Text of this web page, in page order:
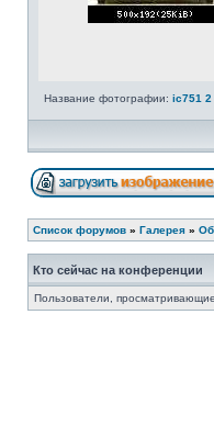
Название фотографии: ic751 2
Список форумов » Галерея »
Кто сейчас на конференции
Пользователи,